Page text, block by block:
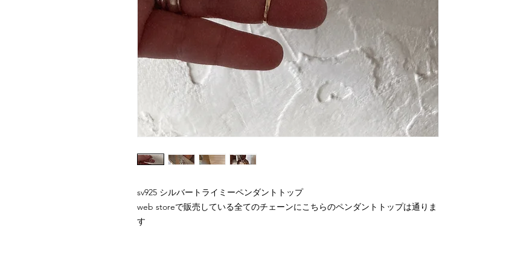
sv925 シルバートライミーペンダントトップ
web storeで販売している全てのチェーンにこちらのペンダントトップは通りま
す